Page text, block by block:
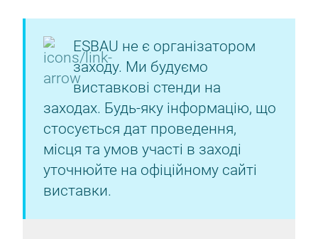
ESBAU не є організатором
заходу. Ми будуємо
виставкові стенди на
заходах. Будь-яку інформацію, що
стосується дат проведення,
місця та умов участі в заході
уточнюйте на офіційному сайті
виставки.